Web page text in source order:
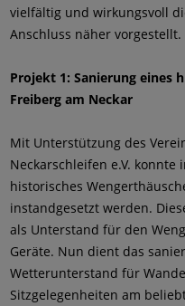
vielfältig und wirkungsvoll
Anschluss näher vorgestellt.
Projekt 1: Sanierung eines
Freiberg am Neckar
Mit Unterstützung des
Neckarschleifen e.V. konnte
historisches
instandgesetzt werden.
als Unterstand für den
Geräte. Nun dient das
Wetterunterstand für
Sitzgelegenheiten am